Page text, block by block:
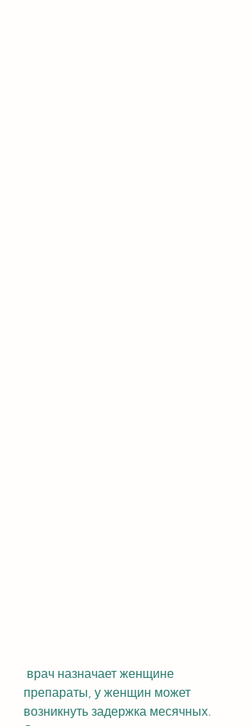
препараты, у женщин может
возникнуть задержка месячных.